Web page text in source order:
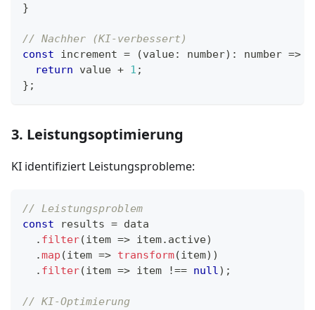
}
// Nachher (KI-verbessert)
const increment = (value: number) : number =>
return value + 1 ;
} ;
3. Leistungsoptimierung
KI identifiziert Leistungsprobleme:
// Leistungsproblem
const results = data
. filter(item => item. active)
.map (item => transform(item) )
. filter(item => item !== null) ;
// KI-Optimierung